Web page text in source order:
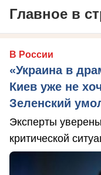
Главное в
В России
«Украина в
Киев уже не
Зеленский
Эксперты
критической